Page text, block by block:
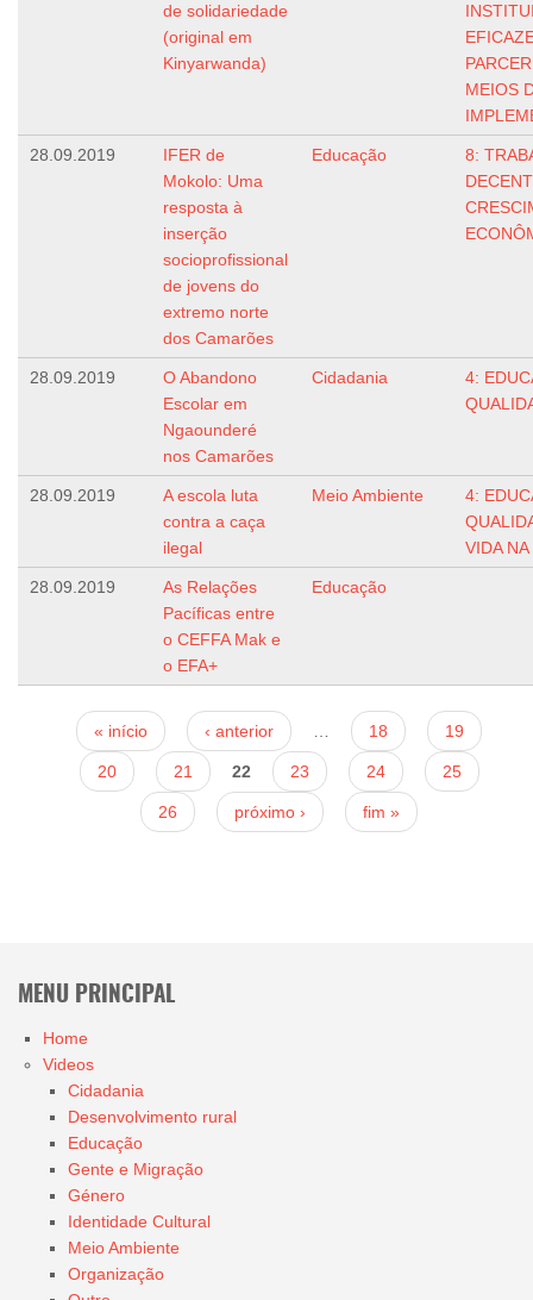
de solidariedade
(original em
Kinyarwanda)
MEIOS
28.09.2019
IFER de
Mokolo: Uma
resposta à
inserção
socioprofissional
de jovens do
extremo norte
dos Camarões
Educação
8:
28.09.2019
O Abandono
Escolar em
Ngaounderé
nos Camarões
Cidadania
4:
28.09.2019
A escola luta
contra a caça
ilegal
Meio Ambiente
4:
VIDA
28.09.2019
As Relações
Pacíficas entre
o CEFFA Mak e
o EFA+
Educação
Páginas
« início ‹ anterior 18 19
20 21 22 23 24 25
26 próximo › fim »
MENU PRINCIPAL
Home
Videos
Cidadania
Desenvolvimento rural
Educação
Gente e Migração
Género
Identidade Cultural
Meio Ambiente
Organização